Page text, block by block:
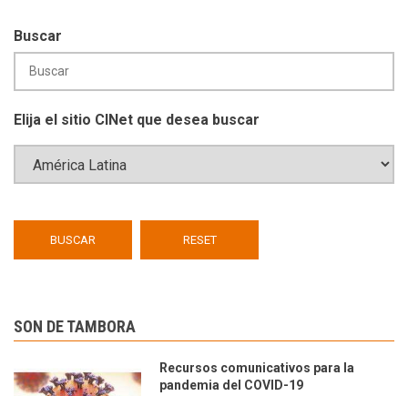
Buscar
Elija el sitio CINet que desea buscar
SON DE TAMBORA
Recursos comunicativos para la
pandemia del COVID-19